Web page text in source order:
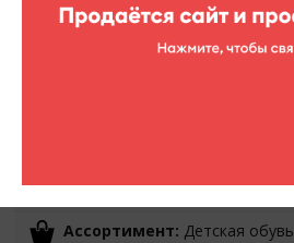
Pabloski
Время работы:10:00-22:00
Ассортимент: Детская обувь